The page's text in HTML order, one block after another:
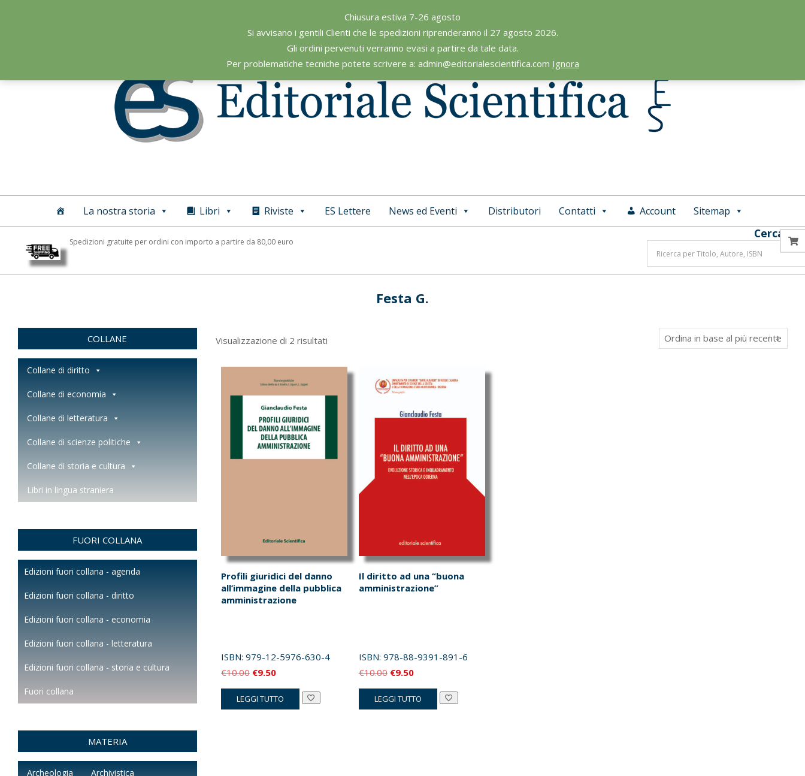
Chiusura estiva 7-26 agosto
Si avvisano i gentili Clienti che le spedizioni riprenderanno il 27 agosto 2026.
Gli ordini pervenuti verranno evasi a partire da tale data.
Per problematiche tecniche potete scrivere a: admin@editorialescientifica.com Ignora
Editoriale
Scientifica
Primary
La nostra storia Libri Riviste ES Lettere News ed Eventi Distributori Contatti Account Sitemap
Spedizioni gratuite per ordini con importo a partire da 80,00 euro
Cerca
Festa G.
Visualizzazione di 2 risultatiOrdina
base
Profili giuridici del danno
all’immagine della pubblica
amministrazione
ISBN:979-12-5976-630-4
€10.00 Il
prezzo
originale
€9.50Il
prezzo
attuale
LEGGI TUTTO
Il diritto ad una “buona
amministrazione”
ISBN: 978-88-9391-891-6
€10.00 Il
prezzo
originale
€9.50Il
prezzo
attuale
LEGGI TUTTO
COLLANE
Collane di diritto
Collane di economia
Collane di letteratura
Collane di scienze politiche
Collane di storia e cultura
Libri in lingua straniera
FUORI COLLANA
Edizioni fuori collana - agenda
Edizioni fuori collana - diritto
Edizioni fuori collana - economia
Edizioni fuori collana - letteratura
Edizioni fuori collana - storia e cultura
Fuori collana
MATERIA
Archeologia Archivistica